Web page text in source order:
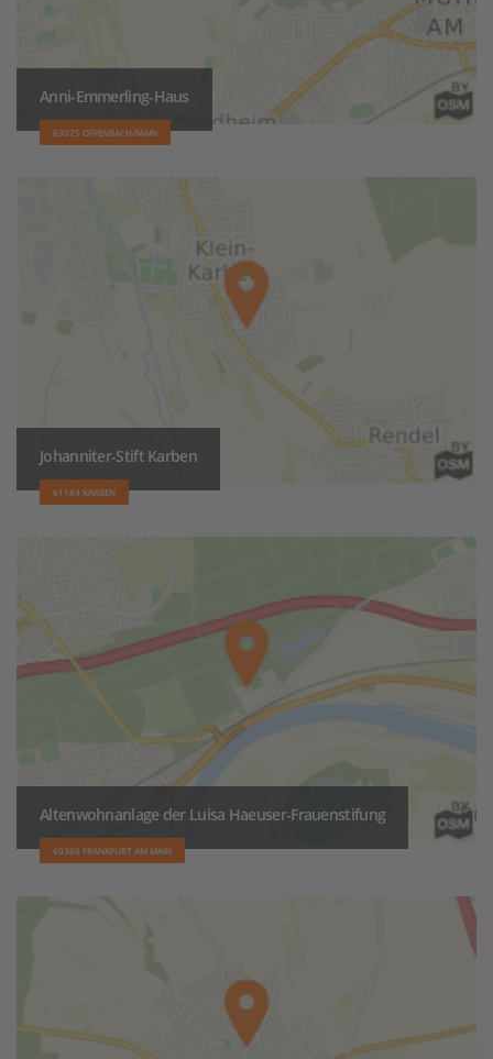
Anni-Emmerling-Haus
63075 OFFENBACH/MAIN
Johanniter-Stift Karben
61184 KARBEN
Altenwohnanlage der Luisa Haeuser-Frauenstifung
60386 FRANKFURT AM MAIN